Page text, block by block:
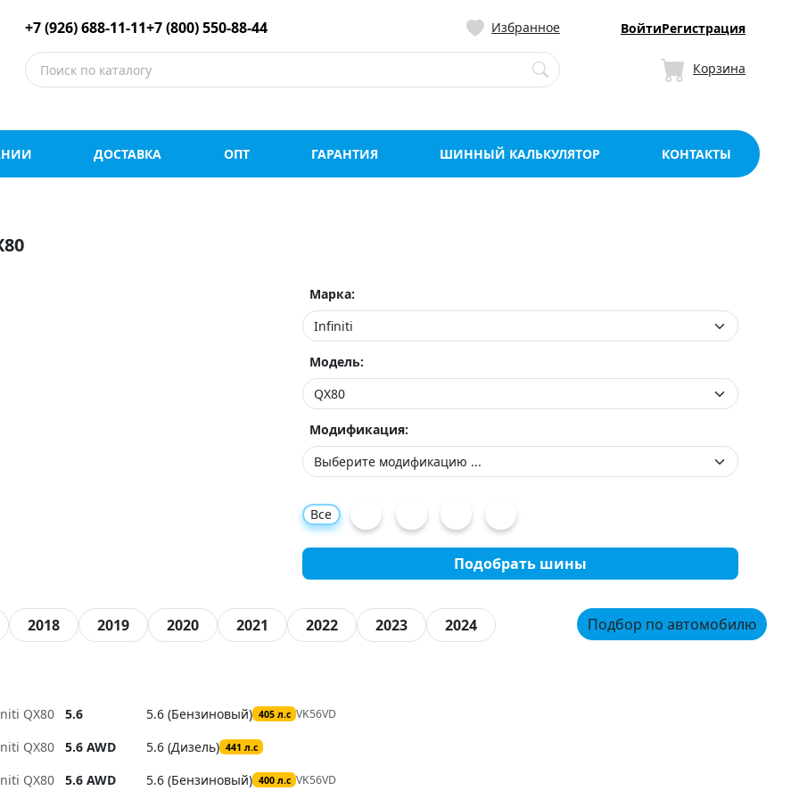
шины оптом и в розницу со склада в
+7 (926) 688-11-11+7 (800) 550-88-44 Избранное ВойтиРегистрация
Корзина
ДОСТАВКА ОПТ ГАРАНТИЯ ШИННЫЙ КАЛЬКУЛЯТОР КОНТАКТЫ
Марка:
Модель:
Модификация:
Все
Подобрать шины
2018 2019 2020 2021 2022 2023 2024 Подбор по автомобилю
QX80 5.6 5.6 (Бензиновый) 405 л.с VK56VD
QX80 5.6 AWD 5.6 (Дизель) 441 л.с
QX80 5.6 AWD 5.6 (Бензиновый) 400 л.с VK56VD